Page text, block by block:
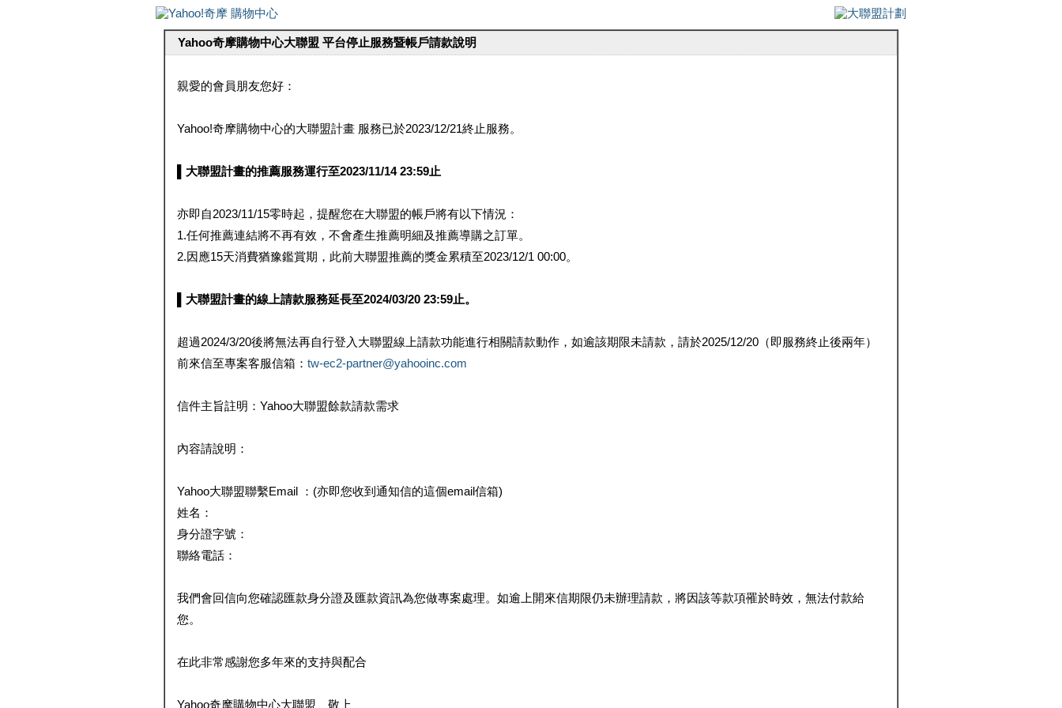
Yahoo奇摩購物中心大聯盟 平台停止服務暨帳戶請款說明
親愛的會員朋友您好：
Yahoo!奇摩購物中心的大聯盟計畫 服務已於2023/12/21終止服務。
▌大聯盟計畫的推薦服務運行至2023/11/14 23:59止
亦即自2023/11/15零時起，提醒您在大聯盟的帳戶將有以下情況：
1.任何推薦連結將不再有效，不會產生推薦明細及推薦導購之訂單。
2.因應15天消費猶豫鑑賞期，此前大聯盟推薦的獎金累積至2023/12/1 00:00。
▌大聯盟計畫的線上請款服務延長至2024/03/20 23:59止。
超過2024/3/20後將無法再自行登入大聯盟線上請款功能進行相關請款動作，如逾該期限未請款，請於2025/12/20（即服務終止後兩年）
前來信至專案客服信箱： tw-ec2-partner@yahooinc.com
信件主旨註明：Yahoo大聯盟餘款請款需求
內容請說明：
Yahoo大聯盟聯繫Email ：(亦即您收到通知信的這個email信箱)
姓名：
身分證字號：
聯絡電話：
我們會回信向您確認匯款身分證及匯款資訊為您做專案處理。如逾上開來信期限仍未辦理請款，將因該等款項罹於時效，無法付款給
您。
在此非常感謝您多年來的支持與配合
Yahoo奇摩購物中心大聯盟 敬上